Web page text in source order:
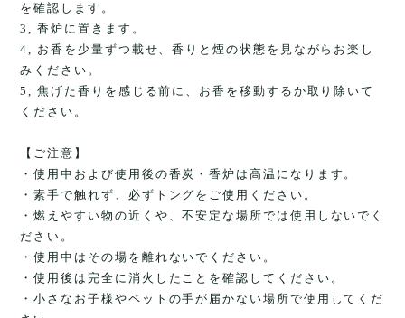
を確認します。
3, 香炉に置きます。
4, お香を少量ずつ載せ、香りと煙の状態を見ながらお楽し
みください。
5, 焦げた香りを感じる前に、お香を移動するか取り除いて
ください。
【ご注意】
・使用中および使用後の香炭・香炉は高温になります。
・素手で触れず、必ずトングをご使用ください。
・燃えやすい物の近くや、不安定な場所では使用しないでく
ださい。
・使用中はその場を離れないでください。
・使用後は完全に消火したことを確認してください。
・小さなお子様やペットの手が届かない場所で使用してくだ